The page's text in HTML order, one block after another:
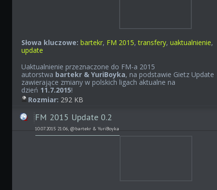
Słowa kluczowe: bartekr, FM 2015,transfery,uaktualnienie,
update
Uaktualnienie przeznaczone do FM-a 2015
autorstwa bartekr & YuriBoyka, na podstawie Gietz Update
zawierające zmiany w polskich ligach aktualne na
dzień 11.7.2015!
Rozmiar: 292 KB
FM 2015 Update 0.2
10.07.2015 21:06, @bartekr & YuriBoyka